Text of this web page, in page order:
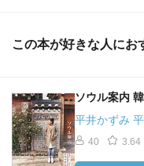
この本が好きな人にお
ソウル案内
平井かずみ
40 3.64